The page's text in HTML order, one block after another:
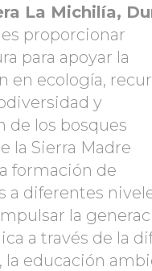
La Michilía,
proporcionar
para apoyar la
en ecología,
y
de los bosques
la Sierra Madre
formación de
a diferentes
la
a través de la
la educación